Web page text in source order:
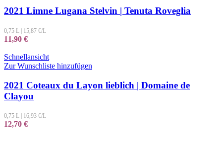
2021 Limne Lugana Stelvin | Tenuta Roveglia
0,75 L 15,87 €/L
11,90 €
Schnellansicht
Zur Wunschliste hinzufügen
2021 Coteaux du Layon lieblich | Domaine de
Clayou
0,75 L 16,93 €/L
12,70 €